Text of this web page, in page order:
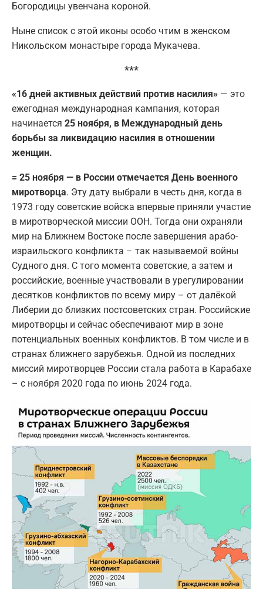
Богородицы увенчана короной.
Ныне список с этой иконы особо чтим в женском
Никольском монастыре города Мукачева.
***
«16 дней активных действий против насилия» — это
ежегодная международная кампания, которая
начинается 25 ноября, в Международный день
борьбы за ликвидацию насилия в отношении
женщин.
= 25 ноября — в России отмечается День военного
миротворца. Эту дату выбрали в честь дня, когда в
1973 году советские войска впервые приняли участие
в миротворческой миссии ООН. Тогда они охраняли
мир на Ближнем Востоке после завершения арабо-
израильского конфликта – так называемой войны
Судного дня. С того момента советские, а затем и
российские, военные участвовали в урегулировании
десятков конфликтов по всему миру – от далёкой
Либерии до близких постсоветских стран. Российские
миротворцы и сейчас обеспечивают мир в зоне
потенциальных военных конфликтов. В том числе и в
странах ближнего зарубежья. Одной из последних
миссий миротворцев России стала работа в Карабахе
– с ноября 2020 года по июнь 2024 года.